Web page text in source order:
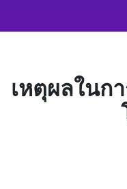
เหตุผลในก